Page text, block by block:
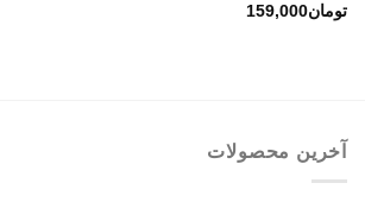
تومان159,000
آخرین محصولات